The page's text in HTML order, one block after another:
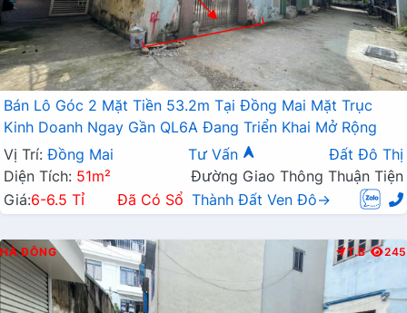
Bán Lô Góc 2 Mặt Tiền 53.2m Tại Đồng Mai Mặt Trục
Kinh Doanh Ngay Gần QL6A Đang Triển Khai Mở Rộng
Vị Trí: Đồng Mai Tư Vấn
Đất Đô Thị
Diện Tích: 51m²
Đường Giao Thông Thuận Tiện
Giá:6-6.5 Tỉ Đã Có Sổ Thành Đất Ven Đô→
HÀ ĐÔNG T.B 245